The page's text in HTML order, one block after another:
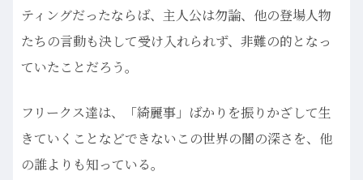
ティングだったならば、主人公は勿論、他の登場人物
たちの言動も決して受け入れられず、非難の的となっ
ていたことだろう。
フリークス達は、「綺麗事」ばかりを振りかざして生
きていくことなどできないこの世界の闇の深さを、他
の誰よりも知っている。